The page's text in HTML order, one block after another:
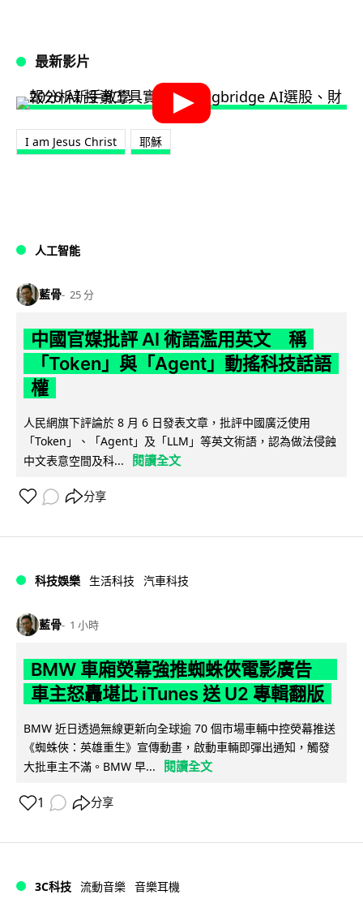
最新影片
I am Jesus Christ 耶穌
人工智能
藍骨 25 分
中國官媒批評 AI 術語濫用英文 稱
「Token」與「Agent」動搖科技話語
權
人民網旗下評論於 8 月 6 日發表文章，批評中國廣泛使用
「Token」、「Agent」及「LLM」等英文術語，認為做法侵蝕
中文表意空間及科...
閱讀全文
分享
科技娛樂 生活科技 汽車科技
藍骨 1 小時
BMW 車廂熒幕強推蜘蛛俠電影廣告
車主怒轟堪比 iTunes 送 U2 專輯翻版
BMW 近日透過無線更新向全球逾 70 個市場車輛中控熒幕推送
《蜘蛛俠：英雄重生》宣傳動畫，啟動車輛即彈出通知，觸發
大批車主不滿。BMW 早...
閱讀全文
1 分享
3C科技 流動音樂 音樂耳機